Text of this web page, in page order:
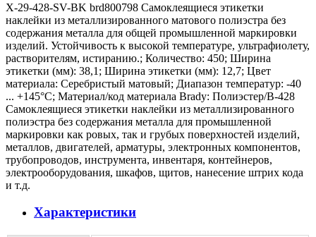
X-29-428-SV-BK brd800798 Самоклеящиеся этикетки
наклейки из металлизированного матового полиэстра без
содержания металла для общей промышленной маркировки
изделий. Устойчивость к высокой температуре, ультрафиолету,
растворителям, истиранию.; Количество: 450; Ширина
этикетки (мм): 38,1; Ширина этикетки (мм): 12,7; Цвет
материала: Серебристый матовый; Диапазон температур: -40
... +145°С; Материал/код материала Brady: Полиэстер/В-428
Самоклеящиеся этикетки наклейки из металлизированного
полиэстра без содержания металла для промышленной
маркировки как ровых, так и грубых поверхностей изделий,
металлов, двигателей, арматуры, электронных компонентов,
трубопроводов, инструмента, инвентаря, контейнеров,
электрооборудования, шкафов, щитов, нанесение штрих кода
и т.д.
Характеристики